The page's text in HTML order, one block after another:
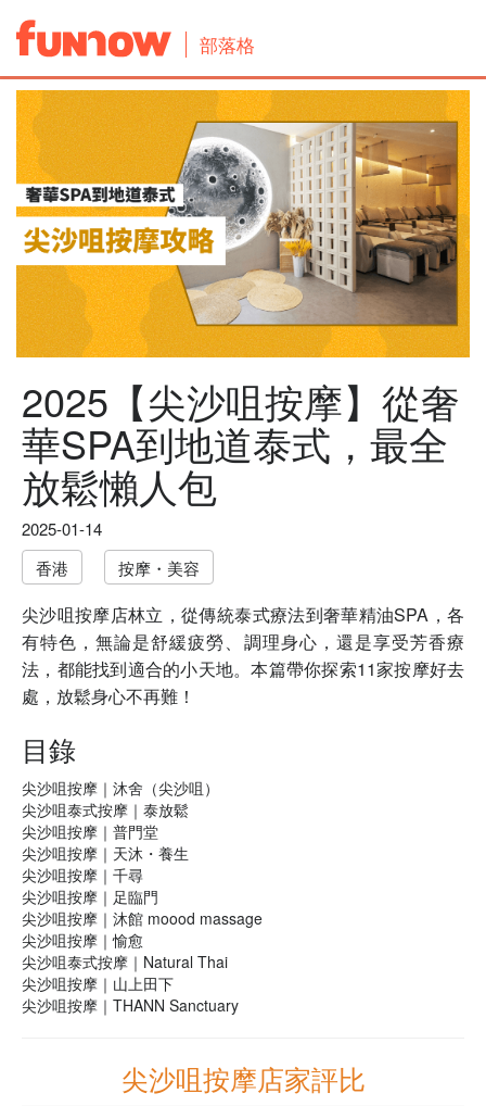
部落格
2025【尖沙咀按摩】從奢
華SPA到地道泰式，最全
放鬆懶人包
2025-01-14
香港
按摩・美容
尖沙咀按摩店林立，從傳統泰式療法到奢華精油SPA，各
有特色，無論是舒緩疲勞、調理身心，還是享受芳香療
法，都能找到適合的小天地。本篇帶你探索11家按摩好去
處，放鬆身心不再難！
目錄
尖沙咀按摩｜沐舍（尖沙咀）
尖沙咀泰式按摩｜泰放鬆
尖沙咀按摩｜普門堂
尖沙咀按摩｜天沐・養生
尖沙咀按摩｜千尋
尖沙咀按摩｜足臨門
尖沙咀按摩｜沐館 moood massage
尖沙咀按摩｜愉愈
尖沙咀泰式按摩｜Natural Thai
尖沙咀按摩｜山上田下
尖沙咀按摩｜THANN Sanctuary
尖沙咀按摩店家評比